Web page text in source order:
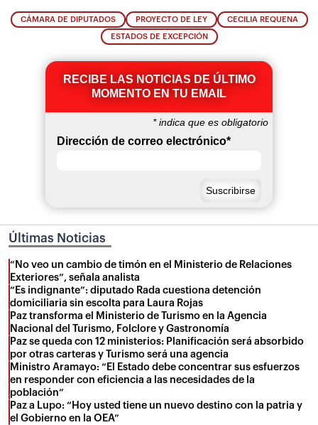
CÁMARA DE DIPUTADOS PROYECTO DE LEY CECILIA REQUENA
ESTADOS DE EXCEPCIÓN
RECIBE LAS NOTICIAS DE ÚLTIMO
MOMENTO EN TU EMAIL
*indica que es obligatorio
Dirección de correo electrónico*
Últimas Noticias
“No veo un cambio de timón en el Ministerio de Relaciones
Exteriores”, señala analista
“Es indignante”: diputado Rada cuestiona detención
domiciliaria sin escolta para Laura Rojas
Paz transforma el Ministerio de Turismo en la Agencia
Nacional del Turismo, Folclore y Gastronomía
Paz se queda con 12 ministerios: Planificación será absorbido
por otras carteras y Turismo será una agencia
Ministro Aramayo: “El Estado debe concentrar sus esfuerzos
en responder con eficiencia a las necesidades de la
población”
Paz a Lupo: “Hoy usted tiene un nuevo destino con la patria y
el Gobierno en la OEA”